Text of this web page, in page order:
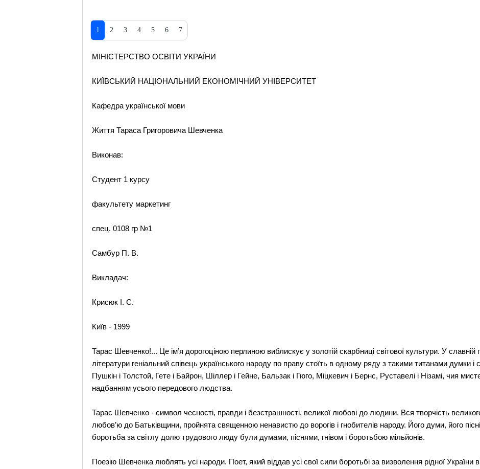
1 2 3 4 5 6 7
МІНІСТЕРСТВО ОСВІТИ УКРАЇНИ
КИЇВСЬКИЙ НАЦІОНАЛЬНИЙ ЕКОНОМІЧНИЙ УНІВЕРСИТЕТ
Кафедра української мови
Життя Тараса Григоровича Шевченка
Виконав:
Студент 1 курсу
факультету маркетинг
спец. 0108 гр №1
Самбур П. В.
Викладач:
Крисюк І. С.
Київ - 1999
Тарас Шевченко!... Це ім’я дорогоціною перлиною виблискує у золотій скарбниці світової культури. У славній
літератури геніальний співець українського народу по праву стоїть в одному ряду з такими титанами думки і
Пушкін і Толстой, Гете і Байрон, Шіллер і Гейне, Бальзак і Гюго, Міцкевич і Бернс, Руставелі і Нізамі, чия
надбанням усього передового людства.
Тарас Шевченко - символ чесності, правди і безстрашності, великої любові до людини. Вся творчість
любов’ю до Батьківщини, пройнята священною ненавистю до ворогів і гнобителів народу. Його думи, його
боротьба за світлу долю трудового люду були думами, піснями, гнівом і боротьбою мільйонів.
Поезію Шевченка люблять усі народи. Поет, який віддав усі свої сили боротьбі за визволення рідної України